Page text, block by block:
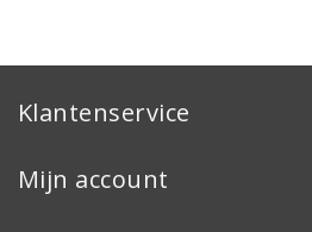
Klantenservice
Mijn account